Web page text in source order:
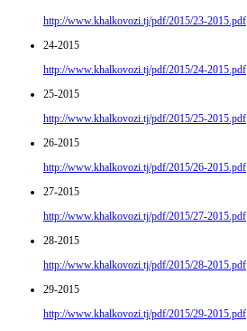
http://www.khalkovozi.tj/pdf/2015/23-2015.pdf
24-2015
http://www.khalkovozi.tj/pdf/2015/24-2015.pdf
25-2015
http://www.khalkovozi.tj/pdf/2015/25-2015.pdf
26-2015
http://www.khalkovozi.tj/pdf/2015/26-2015.pdf
27-2015
http://www.khalkovozi.tj/pdf/2015/27-2015.pdf
28-2015
http://www.khalkovozi.tj/pdf/2015/28-2015.pdf
29-2015
http://www.khalkovozi.tj/pdf/2015/29-2015.pdf